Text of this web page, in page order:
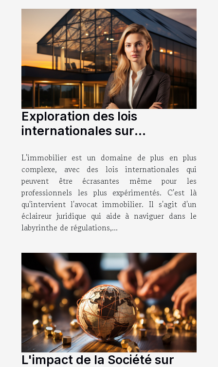
Exploration des lois
internationales sur
l'avocat immobilier
L'immobilier est un domaine de plus en plus
complexe, avec des lois internationales qui
peuvent être écrasantes même pour les
professionnels les plus expérimentés. C'est là
qu'intervient l'avocat immobilier. Il s'agit d'un
éclaireur juridique qui aide à naviguer dans le
labyrinthe de régulations,...
L'impact de la Société sur